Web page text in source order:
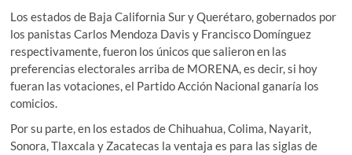
Los estados de Baja California Sur y Querétaro, gobernados por
los panistas Carlos Mendoza Davis y Francisco Domínguez
respectivamente, fueron los únicos que salieron en las
preferencias electorales arriba de MORENA, es decir, si hoy
fueran las votaciones, el Partido Acción Nacional ganaría los
comicios.
Por su parte, en los estados de Chihuahua, Colima, Nayarit,
Sonora, Tlaxcala y Zacatecas la ventaja es para las siglas de